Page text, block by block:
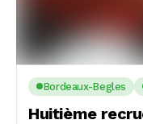
Bordeaux-Begles
Huitième